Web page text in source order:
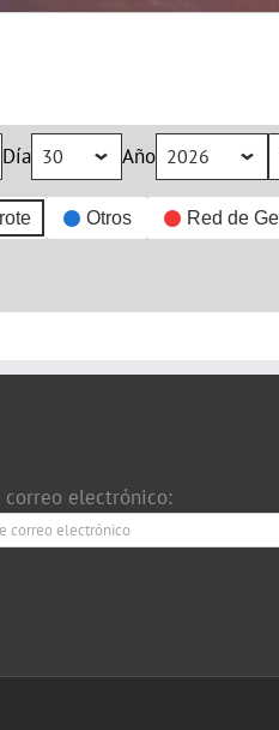
Día Año
Otros Red de
electrónico: